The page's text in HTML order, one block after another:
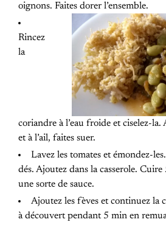
oignons. Faites dorer l’ensemble.
Rincez
la
coriandre à l’eau froide et ciselez-
et à l’ail, faites suer.
Lavez les tomates et émondez-
dés. Ajoutez dans la casserole.
une sorte de sauce.
Ajoutez les fèves et continuez la
à découvert pendant 5 min en